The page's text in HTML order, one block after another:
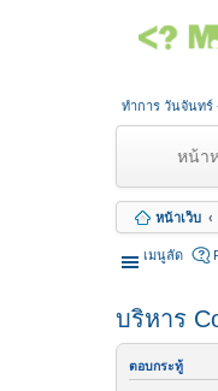
ทำการ วันจันทร์
หน้า
หน้าเว็บ
เมนูลัด
บริหาร
ตอบกระทู้